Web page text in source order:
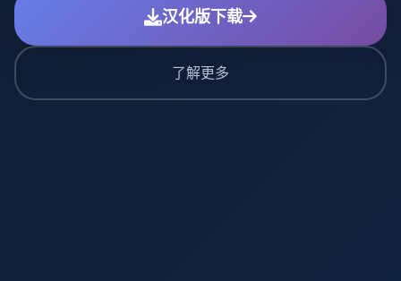
汉化版下载
了解更多